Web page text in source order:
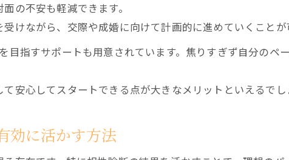
の不安も軽減できます。
けながら、交際や成婚に向けて計画的に進めていくことが
指すサポートも用意されています。焦りすぎず自分のペ
安心してスタートできる点が大きなメリットといえるでし
効に活かす方法